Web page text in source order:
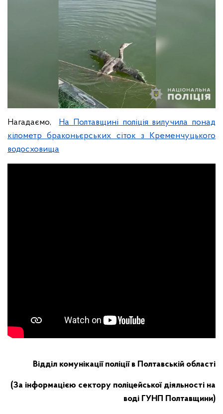
Нагадаємо, На Полтавщині поліція вилучила понад
кілометр браконьєрських сіток з Кременчуцького
водосховища
Відділ комунікації поліції в Полтавській області
(За інформацією сектору поліцейської діяльності на
воді ГУНП Полтавщини)